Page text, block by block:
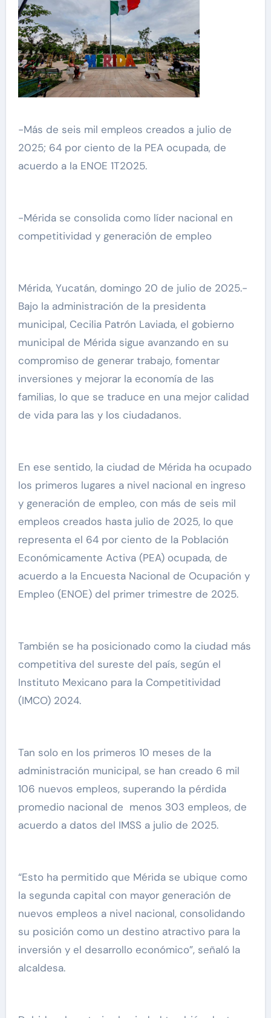
-Más de seis mil empleos creados a julio de
2025; 64 por ciento de la PEA ocupada, de
acuerdo a la ENOE 1T2025.
-Mérida se consolida como líder nacional en
competitividad y generación de empleo
Mérida, Yucatán, domingo 20 de julio de 2025.-
Bajo la administración de la presidenta
municipal, Cecilia Patrón Laviada, el gobierno
municipal de Mérida sigue avanzando en su
compromiso de generar trabajo, fomentar
inversiones y mejorar la economía de las
familias, lo que se traduce en una mejor calidad
de vida para las y los ciudadanos.
En ese sentido, la ciudad de Mérida ha ocupado
los primeros lugares a nivel nacional en ingreso
y generación de empleo, con más de seis mil
empleos creados hasta julio de 2025, lo que
representa el 64 por ciento de la Población
Económicamente Activa (PEA) ocupada, de
acuerdo a la Encuesta Nacional de Ocupación y
Empleo (ENOE) del primer trimestre de 2025.
También se ha posicionado como la ciudad más
competitiva del sureste del país, según el
Instituto Mexicano para la Competitividad
(IMCO) 2024.
Tan solo en los primeros 10 meses de la
administración municipal, se han creado 6 mil
106 nuevos empleos, superando la pérdida
promedio nacional de menos 303 empleos, de
acuerdo a datos del IMSS a julio de 2025.
“Esto ha permitido que Mérida se ubique como
la segunda capital con mayor generación de
nuevos empleos a nivel nacional, consolidando
su posición como un destino atractivo para la
inversión y el desarrollo económico”, señaló la
alcaldesa.